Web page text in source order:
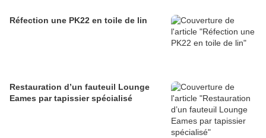
Réfection une PK22 en toile de lin
Restauration d’un fauteuil Lounge
Eames par tapissier spécialisé